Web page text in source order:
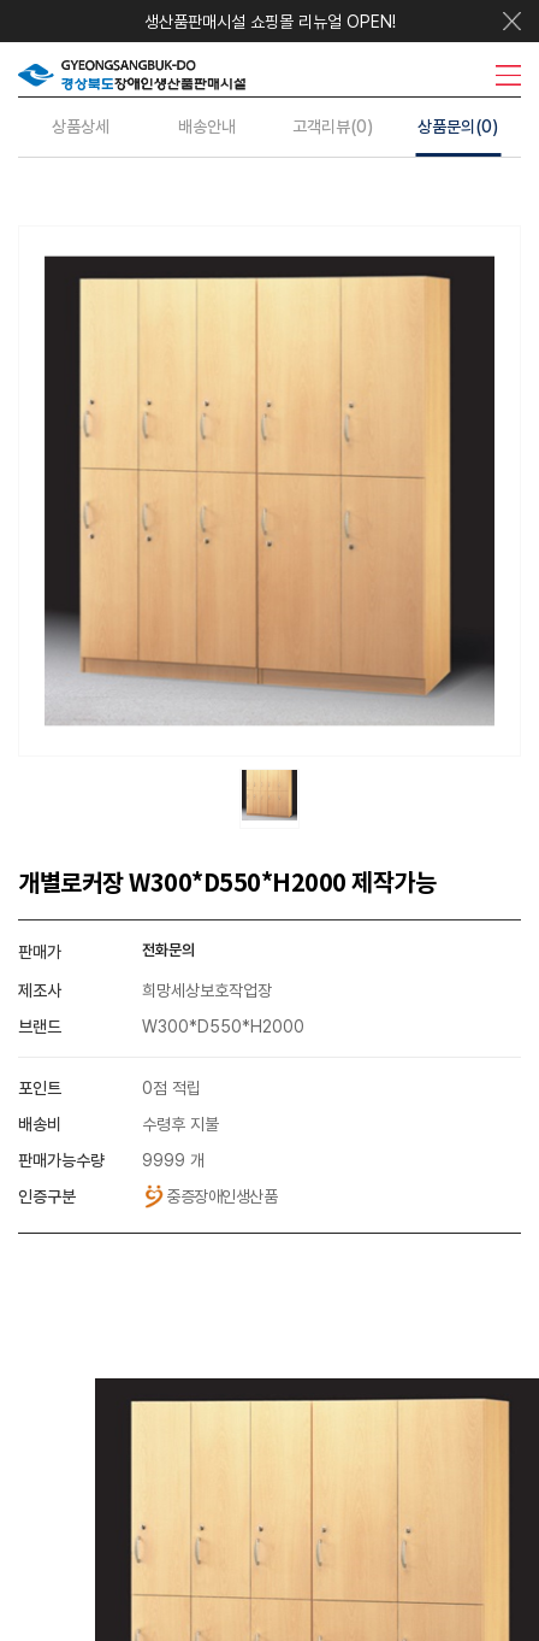
생산품판매시설 쇼핑몰 리뉴얼 OPEN!
우리지역상품 시설안내 주요사업 수의계약 정보센터
개별로커장 W300*D550*H2000 제작가능
판매가 전화문의
제조사
희망세상보호작업장
브랜드
W300*D550*H2000
포인트
0점 적립
배송비
수령후 지불
판매가능수량
9999 개
인증구분
중증장애인생산품
상품상세 배송안내 고객리뷰(0) 상품문의(0)